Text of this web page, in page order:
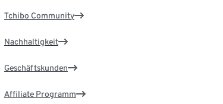
Tchibo Community
Nachhaltigkeit
Geschäftskunden
Affiliate Programm